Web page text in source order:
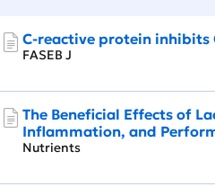
C‐reactive protein inhibits
FASEB J
The Beneficial Effects of
Inflammation, and
Nutrients